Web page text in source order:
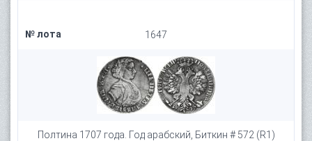
№ лота 1647
Полтина 1707 года. Год арабский, Биткин # 572 (R1)